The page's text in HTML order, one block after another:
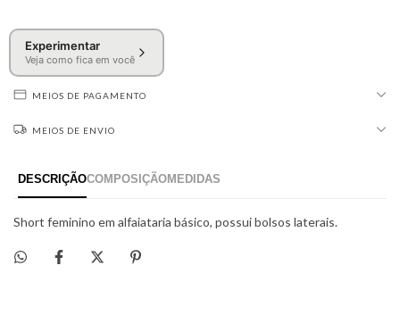
Experimentar
Veja como fica em você
MEIOS DE PAGAMENTO
MEIOS DE ENVIO